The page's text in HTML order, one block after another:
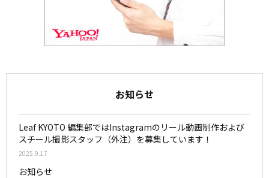
お知らせ
Leaf KYOTO 編集部ではInstagramのリール動画制作および
スチール撮影スタッフ（外注）を募集しています！
2025.9.17
お知らせ